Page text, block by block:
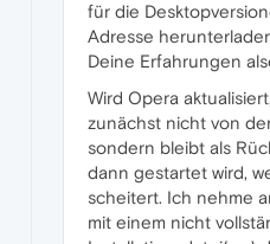
für die
Adresse
Deine Erfahrungen
Wird Opera
zunächst nicht von
sondern bleibt als
dann gestartet wird,
scheitert. Ich nehme
mit einem nicht